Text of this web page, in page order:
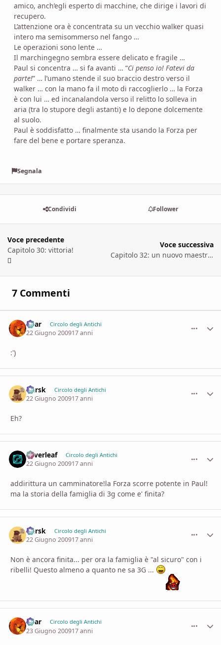
amico, anch’egli esperto di macchine, che dirige i lavori di
recupero.
L’attenzione ora è concentrata su un vecchio walker quasi
intero ma semisommerso nel fango …
Le operazioni sono lente …
Il marchingegno sembra essere delicato e fragile …
Paul si concentra … si fa avanti … “Ci penso io! Fatevi da
parte!” … l’umano stende il suo braccio destro verso il
walker … con la mano fa il moto di raccoglierlo … la Forza
è con lui … ed incanalandola verso il relitto lo solleva in
aria (tra lo stupore degli astanti) e lo depone dolcemente
al suolo.
Paul è soddisfatto … finalmente sta usando la Forza per
fare del bene e portare speranza.
Segnala
Condividi Follower
Voce precedente
Capitolo 30: vittoria!
Voce successiva
Capitolo 32: un nuovo maestro?
7 Commenti
Shar Circolo degli Antichi
22 Giugno 200917 anni
:')
Kursk Circolo degli Antichi
22 Giugno 200917 anni
Eh?
Silverleaf Circolo degli Antichi
22 Giugno 200917 anni
addirittura un camminatore!la Forza scorre potente in Paul!
ma la storia della famiglia di 3g come e' finita?
Kursk Circolo degli Antichi
22 Giugno 200917 anni
Non è ancora finita... per ora la famiglia è "al sicuro" con i
ribelli! Questo almeno a quanto ne sa 3G ...
Shar Circolo degli Antichi
23 Giugno 200917 anni